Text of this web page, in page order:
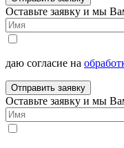
Оставьте заявку и мы
даю согласие на
Отправить заявку
Оставьте заявку и мы